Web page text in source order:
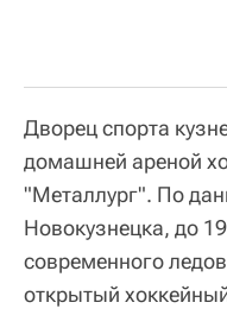
Дворец спорта
домашней ареной
"Металлург". По
Новокузнецка, до
современного
открытый